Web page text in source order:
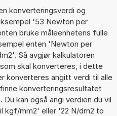
konverteringsverdi og
'53 Newton per
bruke måleenhetens fulle
enten 'Newton per
Så avgjør kalkulatoren
skal konverteres, i dette
konverteres angitt verdi til alle
konverteringsresultatet
kan også angi verdien du vil
kgf/mm2' eller '22 N/dm2 to